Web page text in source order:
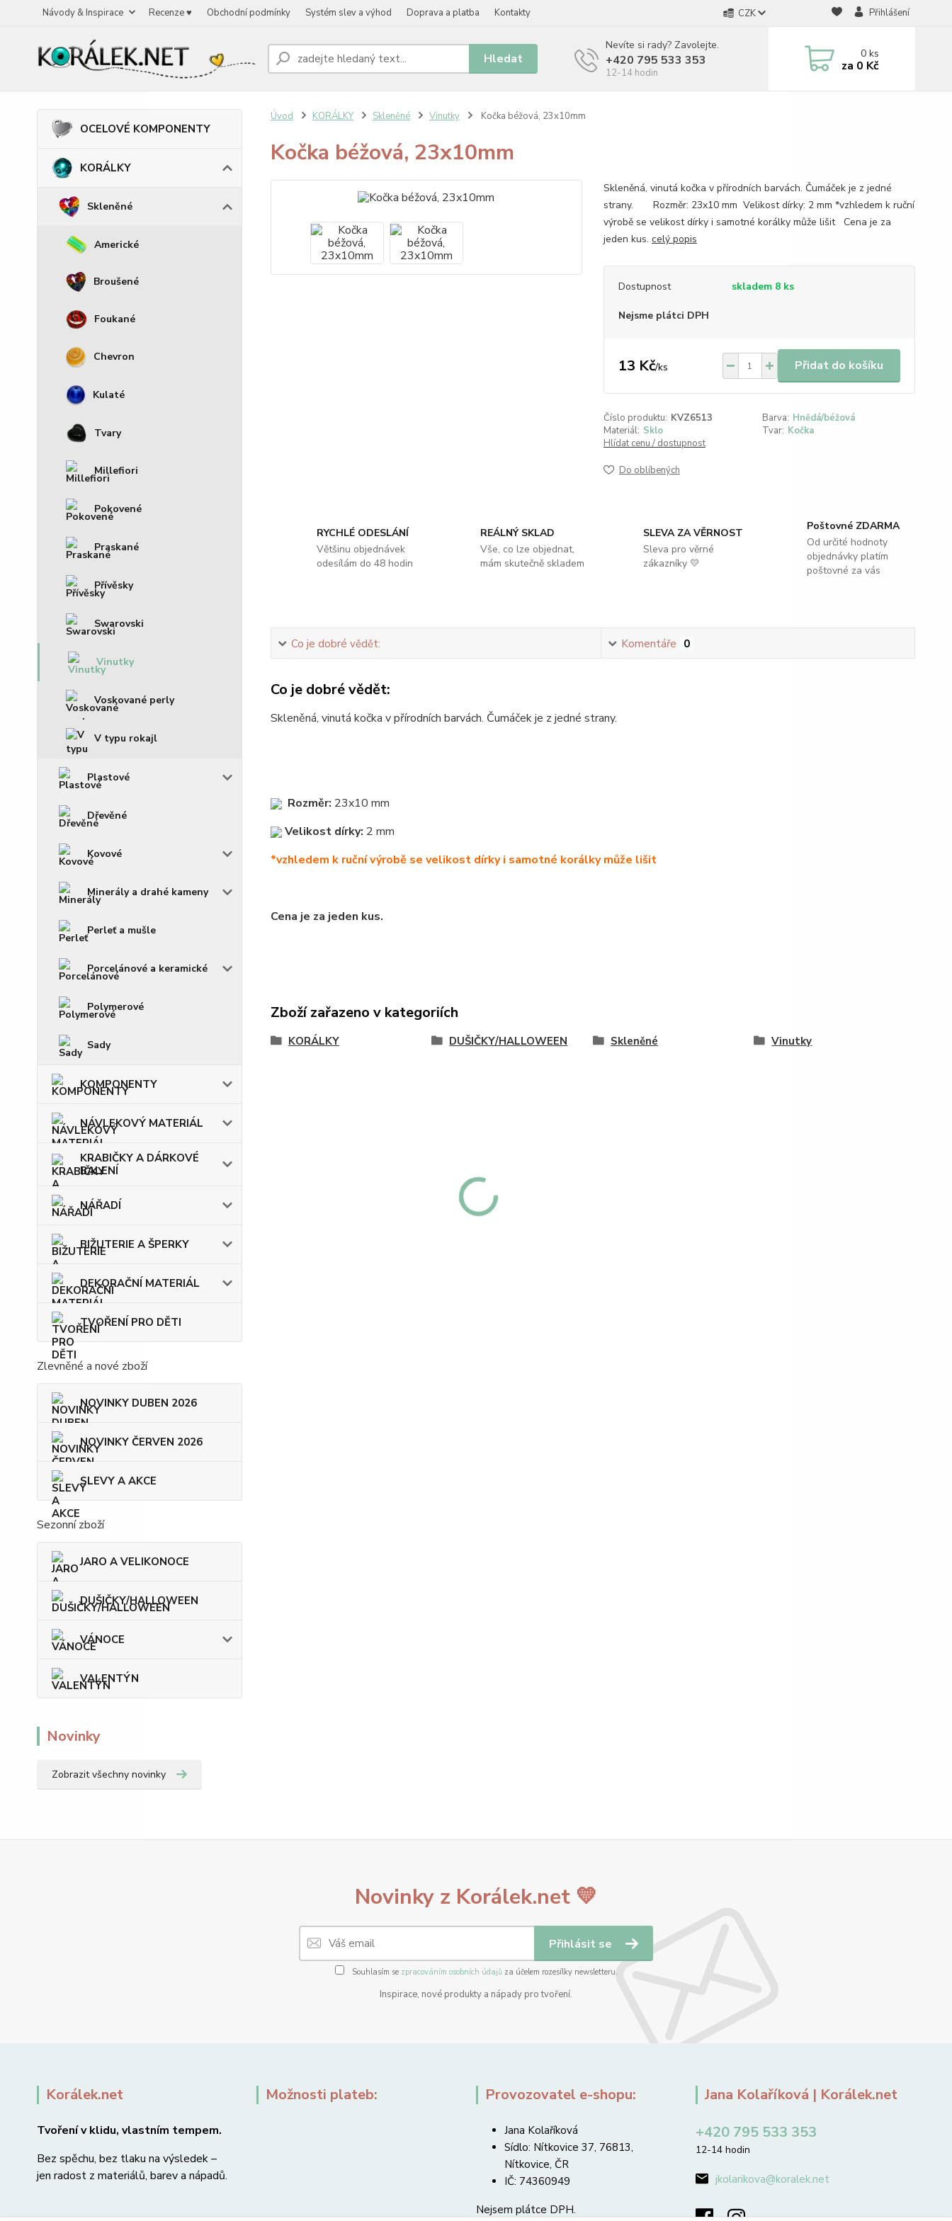
Návody & Inspirace Recenze ♥ Obchodní podmínky Systém slev a výhod Doprava a platba Kontakty CZK Přihlášení
Hledat
Nevíte si rady? Zavolejte.
+420 795 533 353
12-14 hodin
0ks
za 0 Kč
OCELOVÉ KOMPONENTY
KORÁLKY
Skleněné
Americké
Broušené
Foukané
Chevron
Kulaté
Tvary
Millefiori
Pokovené
Praskané
Přívěsky
Swarovski
Vinutky
Voskované perly
V typu rokajl
Plastové
Dřevěné
Kovové
Minerály a drahé kameny
Perleť a mušle
Porcelánové a keramické
Polymerové
Sady
KOMPONENTY
NÁVLEKOVÝ MATERIÁL
KRABIČKY A DÁRKOVÉ
BALENÍ
NÁŘADÍ
BIŽUTERIE A ŠPERKY
DEKORAČNÍ MATERIÁL
TVOŘENÍ PRO DĚTI
Zlevněné a nové zboží
NOVINKY DUBEN 2026
NOVINKY ČERVEN 2026
SLEVY A AKCE
Sezonní zboží
JARO A VELIKONOCE
DUŠIČKY/HALLOWEEN
VÁNOCE
VALENTÝN
Novinky
Zobrazit všechny novinky
Úvod KORÁLKY Skleněné Vinutky Kočka béžová, 23x10mm
Kočka béžová, 23x10mm
Skleněná, vinutá kočka v přírodních barvách. Čumáček je z jedné
strany. Rozměr: 23x10 mm Velikost dírky: 2 mm *vzhledem k ruční
výrobě se velikost dírky i samotné korálky může lišit Cena je za
jeden kus. celý popis
Dostupnost skladem 8 ks
Nejsme plátci DPH
13 Kč/ks Přidat do košíku
Číslo produktu: KVZ6513 Barva: Hnědá/béžová
Materiál: Sklo Tvar: Kočka
Hlídat cenu / dostupnost
Do oblíbených
RYCHLÉ ODESLÁNÍ
Většinu objednávek
odesílám do 48 hodin
REÁLNÝ SKLAD
Vše, co lze objednat,
mám skutečně skladem
SLEVA ZA VĚRNOST
Sleva pro věrné
zákazníky 💛
Poštovné ZDARMA
Od určité hodnoty
objednávky platím
poštovné za vás
Co je dobré vědět: Komentáře 0
Co je dobré vědět:
Skleněná, vinutá kočka v přírodních barvách. Čumáček je z jedné strany.
Rozměr: 23x10 mm
Velikost dírky: 2 mm
*vzhledem k ruční výrobě se velikost dírky i samotné korálky může lišit
Cena je za jeden kus.
Zboží zařazeno v kategoriích
KORÁLKY DUŠIČKY/HALLOWEEN Skleněné Vinutky
Novinky z Korálek.net 💛
Přihlásit se
Souhlasím se zpracováním osobních údajůza účelem rozesílky newsletteru.
Inspirace, nové produkty a nápady pro tvoření.
Korálek.net
Tvoření v klidu, vlastním tempem.
Bez spěchu, bez tlaku na výsledek –
jen radost z materiálů, barev a nápadů.
Možnosti plateb: Provozovatel e-shopu:
Jana Kolaříková
Sídlo: Nítkovice 37, 76813,
Nítkovice, ČR
IČ: 74360949
Nejsem plátce DPH.
Jana Kolaříková | Korálek.net
+420 795 533 353
12-14 hodin
jkolarikova@koralek.net